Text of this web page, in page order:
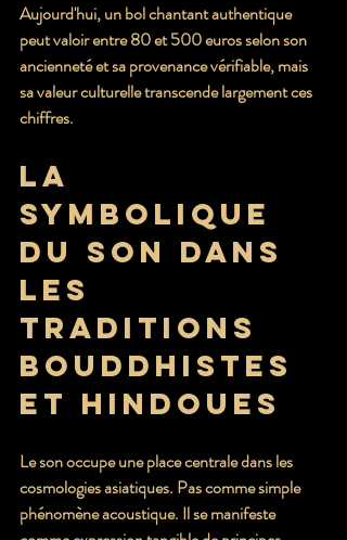
Aujourd'hui, un bol chantant authentique
peut valoir entre 80 et 500 euros selon son
ancienneté et sa provenance vérifiable, mais
sa valeur culturelle transcende largement ces
chiffres.
La
symbolique
du son dans
les
traditions
bouddhistes
et hindoues
Le son occupe une place centrale dans les
cosmologies asiatiques. Pas comme simple
phénomène acoustique. Il se manifeste